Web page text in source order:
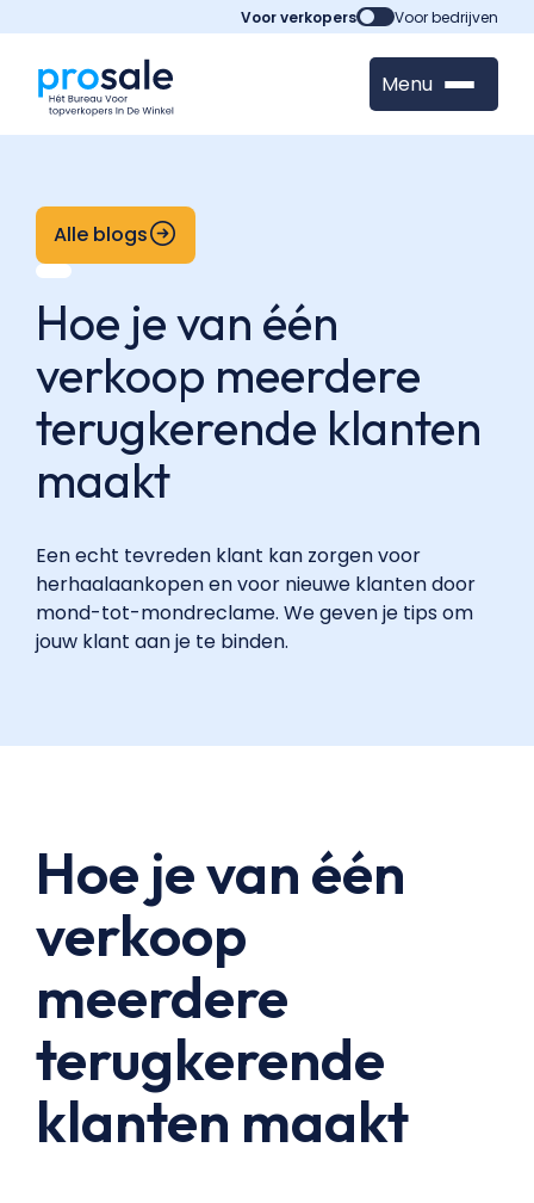
Voor verkopers Voor bedrijven
Menu
Alle blogs
Hoe je van één
verkoop meerdere
terugkerende klanten
maakt
Een echt tevreden klant kan zorgen voor
herhaalaankopen en voor nieuwe klanten door
mond-tot-mondreclame. We geven je tips om
jouw klant aan je te binden.
Hoe je van één
verkoop
meerdere
terugkerende
klanten maakt